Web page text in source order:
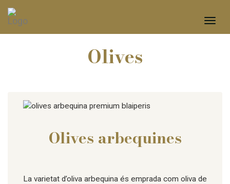
Toggle
Olives
Olives arbequines
La varietat d’oliva arbequina és emprada com oliva de